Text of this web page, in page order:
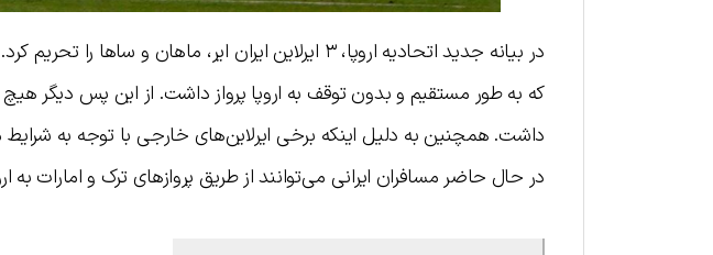
در بیانه جدید اتحادیه اروپا، ۳ ایرلاین ایران ایر، ماهان و
که به طور مستقیم و بدون توقف به اروپا پرواز داشت. از این پس دیگر هیچ
داشت. همچنین به دلیل اینکه برخی ایرلاین‌های خارجی با توجه به شرایط
در حال حاضر مسافران ایرانی می‌توانند از طریق پروازهای ترک و امارات به